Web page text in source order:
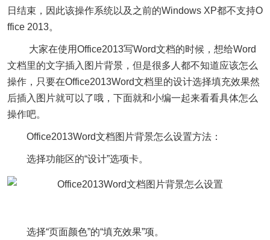
日结束，因此该操作系统以及之前的Windows XP都不支持O
ffice 2013。
大家在使用Office2013写Word文档的时候，想给Word
文档里的文字插入图片背景，但是很多人都不知道应该怎么
操作，只要在Office2013Word文档里的设计选择填充效果然
后插入图片就可以了哦，下面就和小编一起来看看具体怎么
操作吧。
Office2013Word文档图片背景怎么设置方法：
选择功能区的“设计”选项卡。
选择“页面颜色”的“填充效果”项。